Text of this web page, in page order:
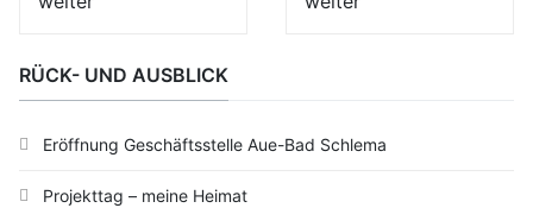
RÜCK- UND AUSBLICK
Eröffnung Geschäftsstelle Aue-Bad Schlema
Projekttag – meine Heimat